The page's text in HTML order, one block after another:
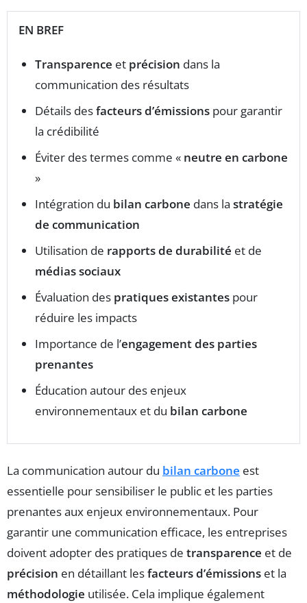
EN BREF
Transparence et précision dans la
communication des résultats
Détails desfacteurs d’émissions pour garantir
la crédibilité
Éviter des termes comme « neutre en carbone
»
Intégration du bilan carbone dans la stratégie
de communication
Utilisation de rapports de durabilité et de
médias sociaux
Évaluation des pratiques existantes pour
réduire les impacts
Importance de l’engagement des parties
prenantes
Éducation autour des enjeux
environnementaux et du bilan carbone
La communication autour du bilan carbone est
essentielle pour sensibiliser le public et les parties
prenantes aux enjeux environnementaux. Pour
garantir une communication efficace, les entreprises
doivent adopter des pratiques de transparence et de
précision en détaillant lesfacteurs d’émissions et la
méthodologie utilisée. Cela implique également